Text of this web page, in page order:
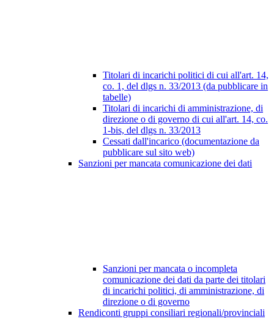
Titolari di incarichi politici di cui all'art. 14,
co. 1, del dlgs n. 33/2013 (da pubblicare in
tabelle)
Titolari di incarichi di amministrazione, di
direzione o di governo di cui all'art. 14, co.
1-bis, del dlgs n. 33/2013
Cessati dall'incarico (documentazione da
pubblicare sul sito web)
Sanzioni per mancata comunicazione dei dati
Sanzioni per mancata o incompleta
comunicazione dei dati da parte dei titolari
di incarichi politici, di amministrazione, di
direzione o di governo
Rendiconti gruppi consiliari regionali/provinciali